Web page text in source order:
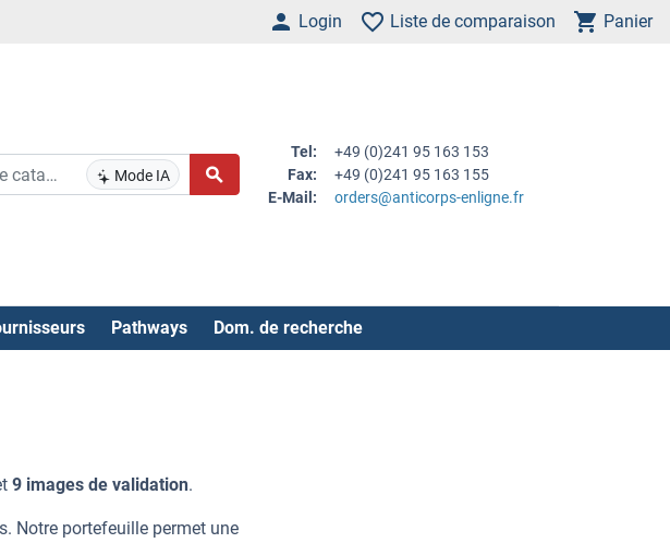
Login Liste de comparaison Panier
Mode IA
Tel:
+49 (0)241 95 163 153
Fax:
+49 (0)241 95 163 155
E-Mail:
orders@anticorps-enligne.fr
Pathways Dom. de recherche
9 images de validation.
Notre portefeuille permet une